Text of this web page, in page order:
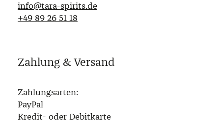
info@tara-spirits.de
‭+49 89 26 51 18‬
Zahlung & Versand
Zahlungsarten:
PayPal
Kredit- oder Debitkarte